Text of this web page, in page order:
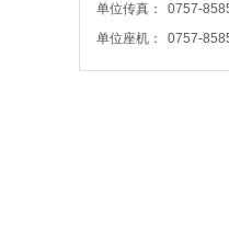
单位传真：
0757-
单位座机：
0757-